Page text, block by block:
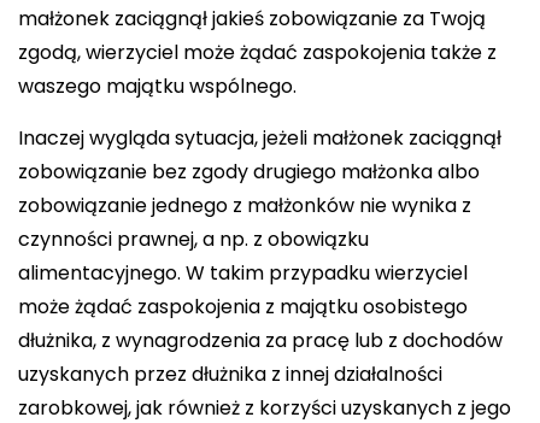
małżonek zaciągnął jakieś zobowiązanie za Twoją
zgodą, wierzyciel może żądać zaspokojenia także z
waszego majątku wspólnego.
Inaczej wygląda sytuacja, jeżeli małżonek zaciągnął
zobowiązanie bez zgody drugiego małżonka albo
zobowiązanie jednego z małżonków nie wynika z
czynności prawnej, a np. z obowiązku
alimentacyjnego. W takim przypadku wierzyciel
może żądać zaspokojenia z majątku osobistego
dłużnika, z wynagrodzenia za pracę lub z dochodów
uzyskanych przez dłużnika z innej działalności
zarobkowej, jak również z korzyści uzyskanych z jego